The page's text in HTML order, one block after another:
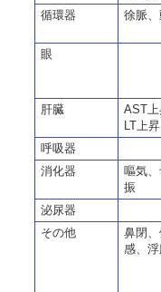
循環器
徐脈
眼
肝臓
AST
LT上昇
呼吸器
消化器
嘔気
振
泌尿器
その他
鼻閉
感、